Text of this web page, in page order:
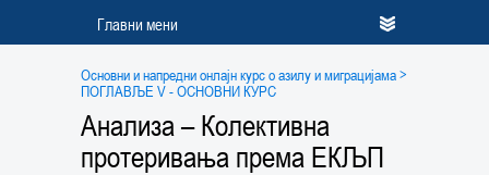
Главни мени
Основни и напредни онлајн курс о азилу и миграцијама>
ПОГЛАВЉЕ V - ОСНОВНИ КУРС
Анализа – Колективна
протеривања према ЕКЉП